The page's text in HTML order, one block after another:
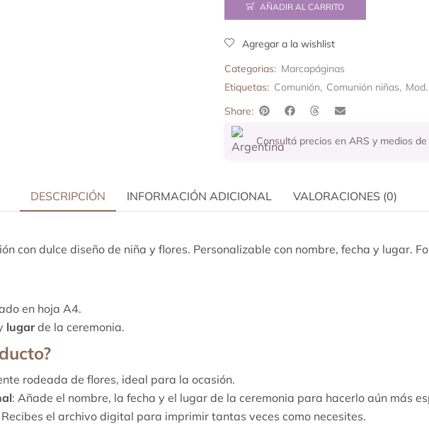
AÑADIR AL CARRITO
Agregar a la wishlist
Categorias: Marcapáginas
Etiquetas: Comunión, Comunión niñas,
Share:
Consultá precios en ARS y medios
DESCRIPCIÓN INFORMACIÓN ADICIONAL VALORACIONES (0)
con dulce diseño de niña y flores. Personalizable con nombre, fecha y lugar.
en hoja A4.
lugarde la ceremonia.
rodeada de flores, ideal para la ocasión.
: Añade el nombre, la fecha y el lugar de la ceremonia para hacerlo aún más
Recibes el archivo digital para imprimir tantas veces como necesites.